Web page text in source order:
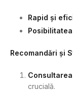
Rapid și
Recomandări și
crucială.